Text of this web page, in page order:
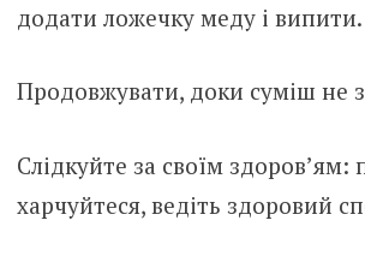
додати ложечку меду і випити.
Продовжувати, доки суміш не
Слідкуйте за своїм здоров’ям:
харчуйтеся, ведіть здоровий